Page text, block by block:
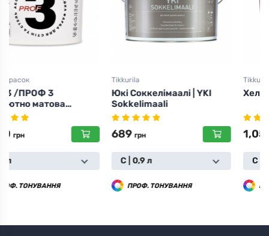
Tikkurila
Юкі Соккелімаалі | YKI
Sokkelimaali
689
ПРОФ. ТОНУВАННЯ
Хелмі 30 | Helmi 30
1,050
С | 0,9 л
ПРОФ. ТОНУВАННЯ